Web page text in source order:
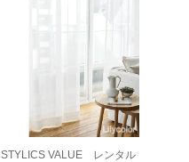
STYLICS VALUE レンタル